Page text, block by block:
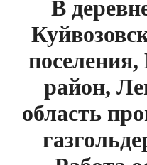
В
район,
область